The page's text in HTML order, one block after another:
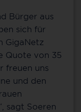
Bürger aus
sich für
GigaNetz
Quote von 35
freuen uns
und den
sagt Soeren